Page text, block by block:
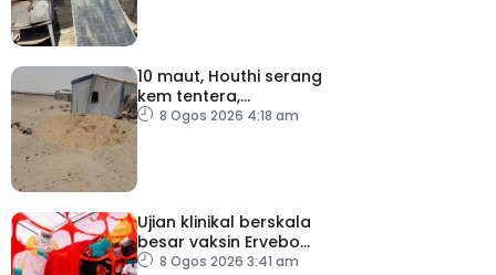
10 maut, Houthi serang
kem tentera,
penempatan pelarian
8 Ogos 2026 4:18 am
Ujian klinikal berskala
besar vaksin Ervebo
tangani wabak Ebola
8 Ogos 2026 3:41 am